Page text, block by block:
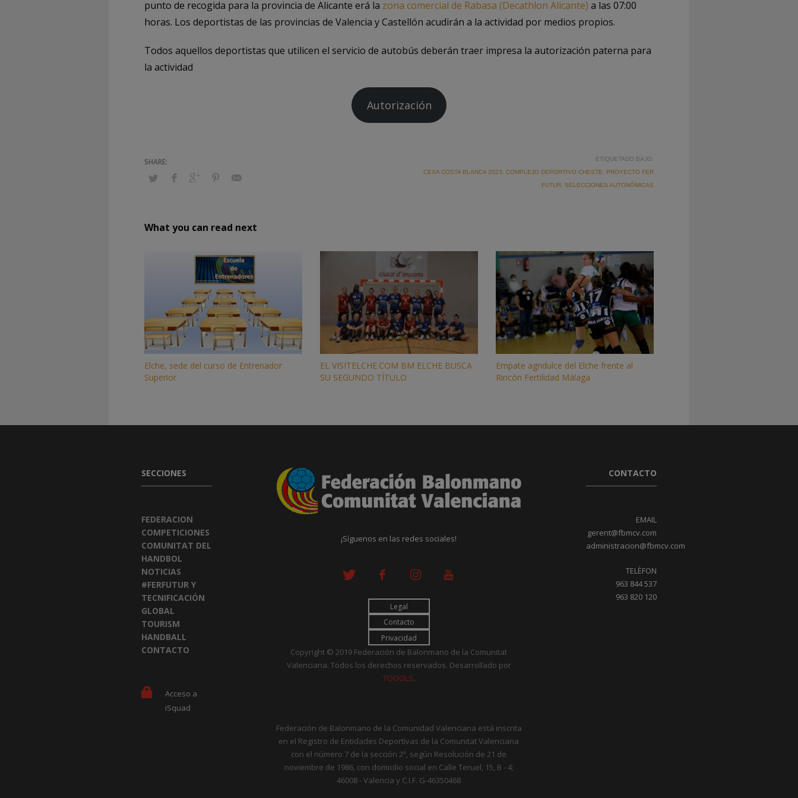
punto de recogida para la provincia de Alicante erá la zona comercial de Rabasa (Decathlon Alicante) a las 07:00
horas. Los deportistas de las provincias de Valencia y Castellón acudirán a la actividad por medios propios.
Todos aquellos deportistas que utilicen el servicio de autobús deberán traer impresa la autorización paterna para
la actividad
Autorización
ETIQUETADO BAJO:
CESA COSTA BLANCA 2023, COMPLEJO DEPORTIVO CHESTE, PROYECTO FER
FUTUR, SELECCIONES AUTONÓMICAS
What you can read next
Elche, sede del curso de Entrenador
Superior
EL VISITELCHE.COM BM ELCHE BUSCA
SU SEGUNDO TÍTULO
Empate agridulce del Elche frente al
Rincón Fertilidad Málaga
SECCIONES
FEDERACION
COMPETICIONES
COMUNITAT DEL
HANDBOL
NOTICIAS
#FERFUTUR Y
TECNIFICACIÓN
GLOBAL
TOURISM
HANDBALL
CONTACTO
Acceso a
iSquad
¡Síguenos en las redes sociales!
Legal
Contacto
Privacidad
Copyright © 2019 Federación de Balonmano de la Comunitat
Valenciana. Todos los derechos reservados. Desarrollado por
TOOOLS.
Federación de Balonmano de la Comunidad Valenciana está inscrita
en el Registro de Entidades Deportivas de la Comunitat Valenciana
con el número 7 de la sección 2ª, según Resolución de 21 de
noviembre de 1986, con domicilio social en Calle Teruel, 15, B - 4;
46008 - Valencia y C.I.F. G-46350468
CONTACTO
EMAIL
gerent@fbmcv.com
administracion@fbmcv.com
TELÈFON
963 844 537
963 820 120